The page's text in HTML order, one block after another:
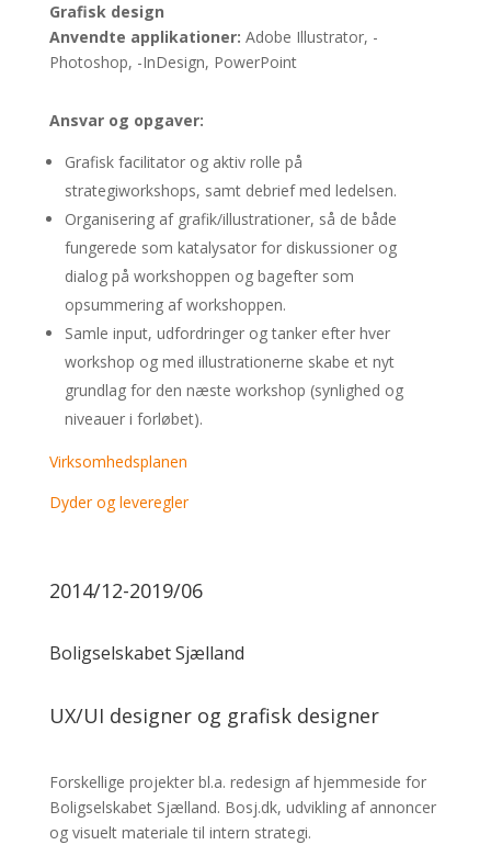
Grafisk design
Anvendte applikationer: Adobe Illustrator, -
Photoshop, -InDesign, PowerPoint
Ansvar og opgaver:
Grafisk facilitator og aktiv rolle på
strategiworkshops, samt debrief med ledelsen.
Organisering af grafik/illustrationer, så de både
fungerede som katalysator for diskussioner og
dialog på workshoppen og bagefter som
opsummering af workshoppen.
Samle input, udfordringer og tanker efter hver
workshop og med illustrationerne skabe et nyt
grundlag for den næste workshop (synlighed og
niveauer i forløbet).
Virksomhedsplanen
Dyder og leveregler
2014/12-2019/06
Boligselskabet Sjælland
UX/UI designer og grafisk designer
Forskellige projekter bl.a. redesign af hjemmeside for
Boligselskabet Sjælland. Bosj.dk, udvikling af annoncer
og visuelt materiale til intern strategi.